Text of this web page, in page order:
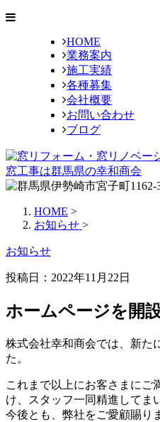
HOME
業務案内
施工実績
各種募集
会社概要
お問い合わせ
ブログ
HOME >
お知らせ >
お知らせ
投稿日：2022年11月22日
ホームページを開
株式会社幸和商会では、新た
た。
これまで以上にお客さまにご
け、スタッフ一同精進してま
今後とも、弊社をご愛顧賜り